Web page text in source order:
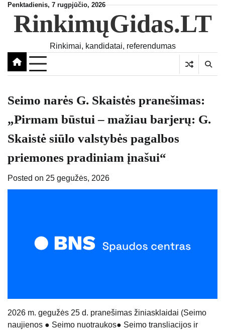
Skip
content
Penktadienis, 7 rugpjūčio, 2026
RinkimųGidas.LT
Rinkimai, kandidatai, referendumas
Seimo narės G. Skaistės pranešimas:
„Pirmam būstui – mažiau barjerų: G.
Skaistė siūlo valstybės pagalbos
priemones pradiniam įnašui“
Posted on 25 gegužės, 2026
2026 m. gegužės 25 d. pranešimas žiniasklaidai (Seimo
naujienos ● Seimo nuotraukos● Seimo transliacijos ir